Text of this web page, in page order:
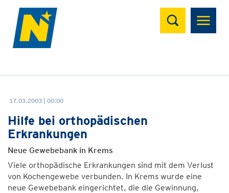
Suchen
17.03.2003 | 00:00
Hilfe bei orthopädischen
Erkrankungen
Neue Gewebebank in Krems
Viele orthopädische Erkrankungen sind mit dem Verlust
von Kochengewebe verbunden. In Krems wurde eine
neue Gewebebank eingerichtet, die die Gewinnung,